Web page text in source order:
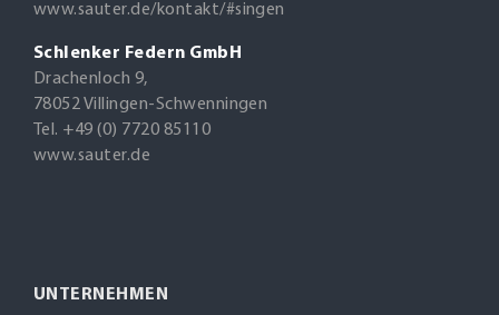
www.sauter.de/kontakt/#singen
Schlenker Federn GmbH
Drachenloch 9,
78052 Villingen-Schwenningen
Tel. +49 (0) 7720 85110
www.sauter.de
UNTERNEHMEN